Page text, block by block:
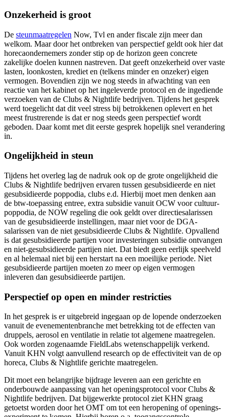
Onzekerheid is groot
De steunmaatregelen Now, Tvl en ander fiscale zijn meer dan
welkom. Maar door het ontbreken van perspectief geldt ook hier dat
horecaondernemers zonder stip op de horizon geen concrete
zakelijke doelen kunnen nastreven. Dat geeft onzekerheid over vaste
lasten, loonkosten, krediet en (telkens minder en onzeker) eigen
vermogen. Bovendien zijn we nog steeds in afwachting van een
reactie van het kabinet op het ingeleverde protocol en de ingediende
verzoeken van de Clubs & Nightlife bedrijven. Tijdens het gesprek
werd toegelicht dat dit veel stress bij betrokkenen oplevert en het
meest frustrerende is dat er nog steeds geen perspectief wordt
geboden. Daar komt met dit eerste gesprek hopelijk snel verandering
in.
Ongelijkheid in steun
Tijdens het overleg lag de nadruk ook op de grote ongelijkheid die
Clubs & Nightlife bedrijven ervaren tussen gesubsidieerde en niet
gesubsidieerde poppodia, clubs e.d. Hierbij moet men denken aan
de btw-toepassing entree, extra subsidie vanuit OCW voor cultuur-
poppodia, de NOW regeling die ook geldt over directiesalarissen
van de gesubsidieerde instellingen, maar niet voor de DGA-
salarissen van de niet gesubsidieerde Clubs & Nightlife. Opvallend
is dat gesubsidieerde partijen voor investeringen subsidie ontvangen
en niet-gesubsidieerde partijen niet. Dat biedt geen eerlijk speelveld
en al helemaal niet bij een herstart na een moeilijke periode. Niet
gesubsidieerde partijen moeten zo meer op eigen vermogen
inleveren dan gesubsidieerde partijen.
Perspectief op open en minder restricties
In het gesprek is er uitgebreid ingegaan op de lopende onderzoeken
vanuit de evenementenbranche met betrekking tot de effecten van
druppels, aerosol en ventilatie in relatie tot algemene maatregelen.
Ook worden zogenaamde FieldLabs wetenschappelijk verkend.
Vanuit KHN volgt aanvullend research op de effectiviteit van de op
horeca, Clubs & Nightlife gerichte maatregelen.
Dit moet een belangrijke bijdrage leveren aan een gerichte en
onderbouwde aanpassing van het openingsprotocol voor Clubs &
Nightlife bedrijven. Dat bijgewerkte protocol ziet KHN graag
getoetst worden door het OMT om tot een heropening of openings-